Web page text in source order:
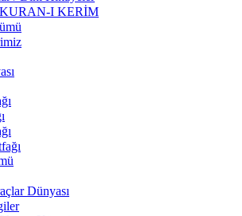
I KERİM
Dünyası